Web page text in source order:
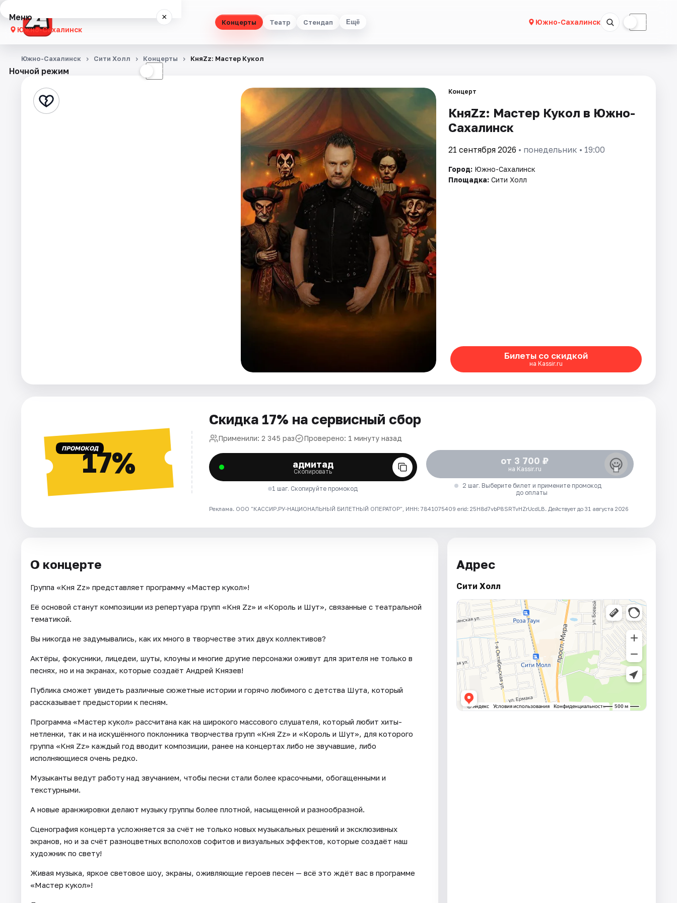
Концерты Театр Стендап Ещё Южно-Сахалинск ☾
Меню ×
Южно-Сахалинск
Концерты
Стендап
Ночной режим ☾
Южно-Сахалинск Сити Холл Концерты КняZz: Мастер Кукол
Концерт
КняZz: Мастер Кукол в Южно-
Сахалинск
21 сентября 2026 • понедельник • 19:00
Город: Южно-Сахалинск
Площадка: Сити Холл
Билеты со скидкой
на Kassir.ru
ПРОМОКОД17%
Скидка 17% на сервисный сбор
Применили: 2 345 раз Проверено: 1 минуту назад
адмитад
Скопировать
1 шаг. Скопируйте промокод
от 3 700 ₽
на Kassir.ru
2 шаг. Выберите билет и примените промокод
до оплаты
Реклама. ООО "КАССИР.РУ-НАЦИОНАЛЬНЫЙ БИЛЕТНЫЙ ОПЕРАТОР", ИНН: 7841075409 erid: 25H8d7vbP8SRTvHZrUcdLB. Действует до 31 августа 2026
О концерте
Группа «Кня Zz» представляет программу «Мастер кукол»!
Её основой станут композиции из репертуара групп «Кня Zz» и «Король и Шут», связанные с театральной
тематикой.
Вы никогда не задумывались, как их много в творчестве этих двух коллективов?
Актёры, фокусники, лицедеи, шуты, клоуны и многие другие персонажи оживут для зрителя не только в
песнях, но и на экранах, которые создаёт Андрей Князев!
Публика сможет увидеть различные сюжетные истории и горячо любимого с детства Шута, который
рассказывает предыстории к песням.
Программа «Мастер кукол» рассчитана как на широкого массового слушателя, который любит хиты-
нетленки, так и на искушённого поклонника творчества групп «Кня Zz» и «Король и Шут», для которого
группа «Кня Zz» каждый год вводит композиции, ранее на концертах либо не звучавшие, либо
исполняющиеся очень редко.
Музыканты ведут работу над звучанием, чтобы песни стали более красочными, обогащенными и
текстурными.
А новые аранжировки делают музыку группы более плотной, насыщенной и разнообразной.
Сценография концерта усложняется за счёт не только новых музыкальных решений и эксклюзивных
экранов, но и за счёт разноцветных всполохов софитов и визуальных эффектов, которые создаёт наш
художник по свету!
Живая музыка, яркое световое шоу, экраны, оживляющие героев песен — всё это ждёт вас в программе
«Мастер кукол»!
Адрес
Сити Холл